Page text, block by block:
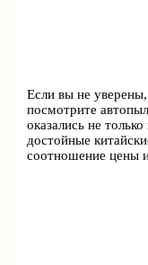
Если вы не уверены,
посмотрите
оказались не
достойные
соотношение цены